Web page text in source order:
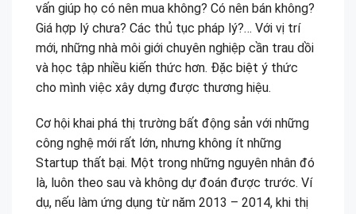
vấn giúp họ có nên mua không? Có nên bán không?
Giá hợp lý chưa? Các thủ tục pháp lý?… Với vị trí
mới, những nhà môi giới chuyên nghiệp cần trau dồi
và học tập nhiều kiến thức hơn. Đặc biệt ý thức
cho mình việc xây dựng được thương hiệu.
Cơ hội khai phá thị trường bất động sản với những
công nghệ mới rất lớn, nhưng không ít những
Startup thất bại. Một trong những nguyên nhân đó
là, luôn theo sau và không dự đoán được trước. Ví
dụ, nếu làm ứng dụng từ năm 2013 – 2014, khi thị